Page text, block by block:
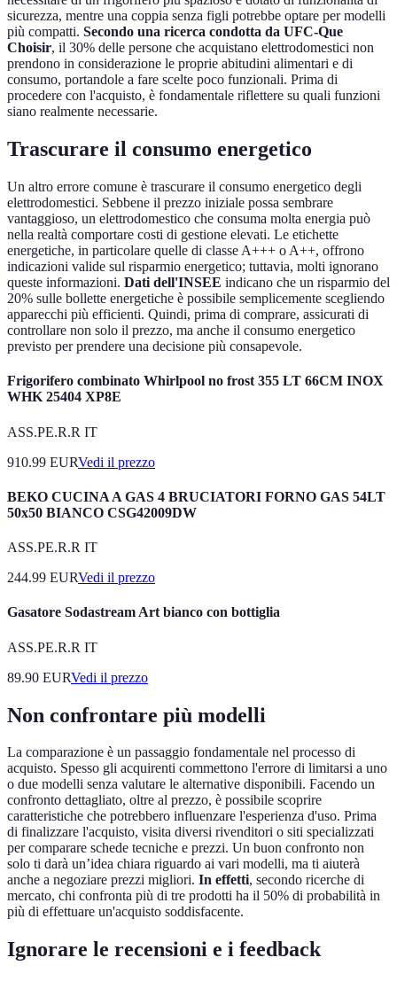
sicurezza, mentre una coppia senza figli potrebbe optare per modelli
più compatti. Secondo una ricerca condotta da UFC-Que
Choisir, il 30% delle persone che acquistano elettrodomestici non
prendono in considerazione le proprie abitudini alimentari e di
consumo, portandole a fare scelte poco funzionali. Prima di
procedere con l'acquisto, è fondamentale riflettere su quali funzioni
siano realmente necessarie.
Trascurare il consumo energetico
Un altro errore comune è trascurare il consumo energetico degli
elettrodomestici. Sebbene il prezzo iniziale possa sembrare
vantaggioso, un elettrodomestico che consuma molta energia può
nella realtà comportare costi di gestione elevati. Le etichette
energetiche, in particolare quelle di classe A+++ o A++, offrono
indicazioni valide sul risparmio energetico; tuttavia, molti ignorano
queste informazioni. Dati dell'INSEE indicano che un risparmio del
20% sulle bollette energetiche è possibile semplicemente scegliendo
apparecchi più efficienti. Quindi, prima di comprare, assicurati di
controllare non solo il prezzo, ma anche il consumo energetico
previsto per prendere una decisione più consapevole.
Frigorifero combinato Whirlpool no frost 355 LT 66CM INOX
WHK 25404 XP8E
ASS.PE.R.R IT
910.99 EURVedi il prezzo
BEKO CUCINA A GAS 4 BRUCIATORI FORNO GAS 54LT
50x50 BIANCO CSG42009DW
ASS.PE.R.R IT
244.99 EURVedi il prezzo
Gasatore Sodastream Art bianco con bottiglia
ASS.PE.R.R IT
89.90 EURVedi il prezzo
Non confrontare più modelli
La comparazione è un passaggio fondamentale nel processo di
acquisto. Spesso gli acquirenti commettono l'errore di limitarsi a uno
o due modelli senza valutare le alternative disponibili. Facendo un
confronto dettagliato, oltre al prezzo, è possibile scoprire
caratteristiche che potrebbero influenzare l'esperienza d'uso. Prima
di finalizzare l'acquisto, visita diversi rivenditori o siti specializzati
per comparare schede tecniche e prezzi. Un buon confronto non
solo ti darà un’idea chiara riguardo ai vari modelli, ma ti aiuterà
anche a negoziare prezzi migliori. In effetti, secondo ricerche di
mercato, chi confronta più di tre prodotti ha il 50% di probabilità in
più di effettuare un'acquisto soddisfacente.
Ignorare le recensioni e i feedback